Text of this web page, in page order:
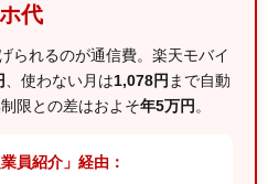
ホ代
られるのが通信費。楽天モバイ
、使わない月は1,078円 まで自動
限との差はおよそ年5万円。
員紹介」経由：